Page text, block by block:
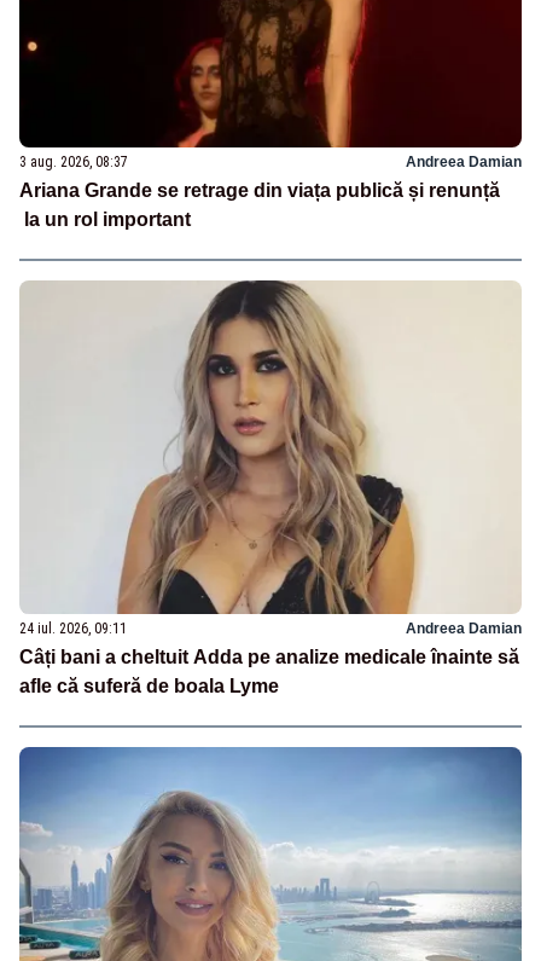
3 aug. 2026, 08:37 Andreea Damian
Ariana Grande se retrage din viața publică și renunță
la un rol important
24 iul. 2026, 09:11 Andreea Damian
Câți bani a cheltuit Adda pe analize medicale înainte să
afle că suferă de boala Lyme